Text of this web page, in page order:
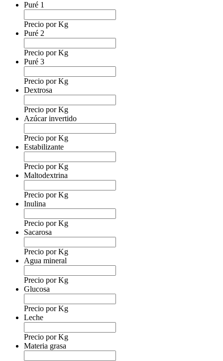
Puré 1
Precio por Kg
Puré 2
Precio por Kg
Puré 3
Precio por Kg
Dextrosa
Precio por Kg
Azúcar invertido
Precio por Kg
Estabilizante
Precio por Kg
Maltodextrina
Precio por Kg
Inulina
Precio por Kg
Sacarosa
Precio por Kg
Agua mineral
Precio por Kg
Glucosa
Precio por Kg
Leche
Precio por Kg
Materia grasa